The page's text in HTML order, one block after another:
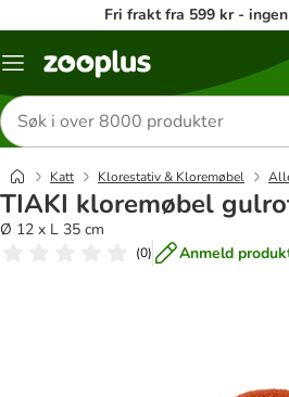
Fri frakt fra 599 kr -
Katalogmeny
Søk
etter
produkter
Katt Klorestativ & Kloremøbel
TIAKI kloremøbel
Ø 12 x L 35 cm
(0) Anmeld